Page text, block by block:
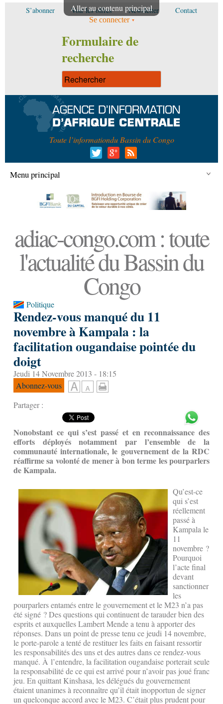
Aller au contenu principal
S’abonner Voir les offres Newsletter Contact
Se connecter
Formulaire de
recherche
Toute l’informationdu Bassin du Congo
Menu principal
adiac-congo.com : toute
l'actualité du Bassin du
Congo
Politique
Rendez-vous manqué du 11
novembre à Kampala : la
facilitation ougandaise pointée du
doigt
Jeudi 14 Novembre 2013 - 18:15
Abonnez-vous
Partager :
Nonobstant ce qui s’est passé et en reconnaissance des
efforts déployés notamment par l’ensemble de la
communauté internationale, le gouvernement de la RDC
réaffirme sa volonté de mener à bon terme les pourparlers
de Kampala.
Qu’est-ce
qui s’est
réellement
passé à
Kampala le
11
novembre ?
Pourquoi
l’acte final
devant
sanctionner
les
pourparlers entamés entre le gouvernement et le M23 n’a pas
été signé ? Des questions qui continuent de tarauder bien des
esprits et auxquelles Lambert Mende a tenu à apporter des
réponses. Dans un point de presse tenu ce jeudi 14 novembre,
le porte-parole a tenté de restituer les faits en faisant ressortir
les responsabilités des uns et des autres dans ce rendez-vous
manqué. À l’entendre, la facilitation ougandaise porterait seule
la responsabilité de ce qui est arrivé pour n’avoir pas joué franc
jeu. En quittant Kinshasa, les délégués du gouvernement
étaient unanimes à reconnaître qu’il était inopportun de signer
un quelconque accord avec le M23. C’était plus prudent pour